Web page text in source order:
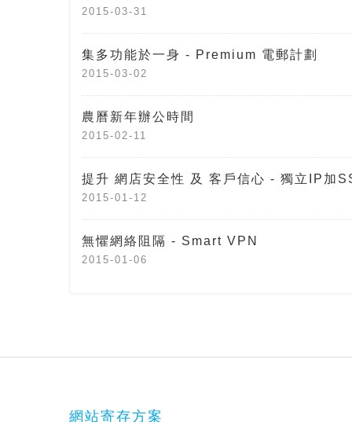
2015-03-31
集多功能於一身 - Premium 電郵計劃
2015-03-02
農曆新年辦公時間
2015-02-11
提升 網店安全性 及 客戶信心 - 獨立IP加
2015-01-12
無懼網絡阻隔 - Smart VPN
2015-01-06
網站寄存方案